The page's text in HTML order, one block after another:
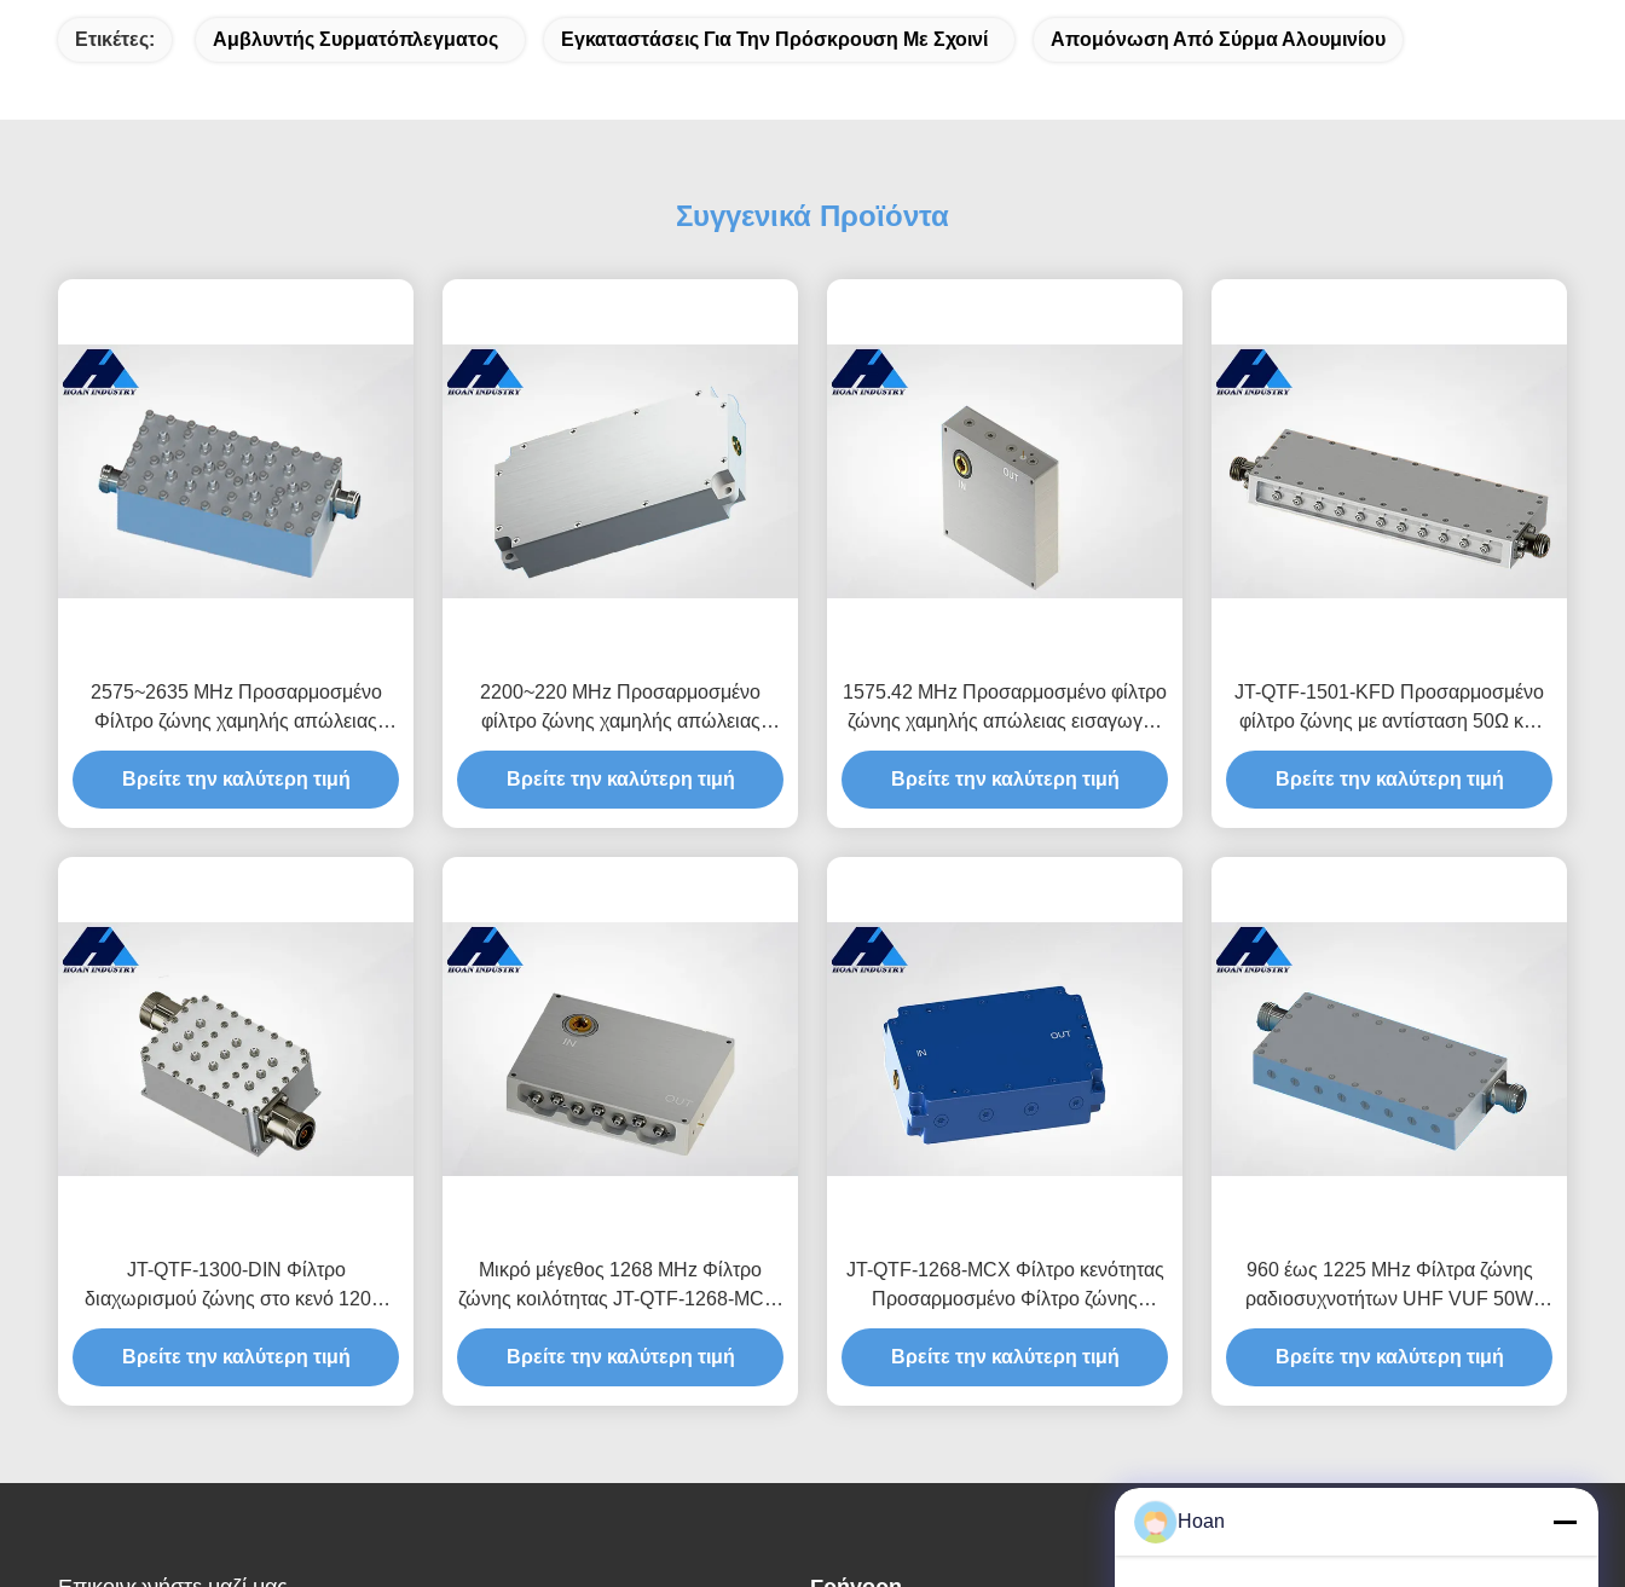
Ετικέτες: Αμβλυντής Συρματόπλεγματος Εγκαταστάσεις Για Την Πρόσκρουση Με Σχοινί Απομόνωση Από Σύρμα Αλουμινίου
Συγγενικά Προϊόντα
2575~2635 MHz Προσαρμοσμένο
Φίλτρο ζώνης χαμηλής απώλειας
εισαγωγής JT-QTF-2605-N
Βρείτε την καλύτερη τιμή
2200~220 MHz Προσαρμοσμένο
φίλτρο ζώνης χαμηλής απώλειας
εισαγωγής JT-QTF-2230-MCX
Βρείτε την καλύτερη τιμή
1575.42 MHz Προσαρμοσμένο φίλτρο
ζώνης χαμηλής απώλειας εισαγωγής
JT-QTF-1575-MCX-1
Βρείτε την καλύτερη τιμή
JT-QTF-1501-KFD Προσαρμοσμένο
φίλτρο ζώνης με αντίσταση 50Ω και
διεπαφή N-KFD
Βρείτε την καλύτερη τιμή
JT-QTF-1300-DIN Φίλτρο
διαχωρισμού ζώνης στο κενό 1200-
1400 MHz Προσαρμοσμένος οδηγός
κυμάτων χαμηλή απώλεια εισαγωγής
Βρείτε την καλύτερη τιμή
Μικρό μέγεθος 1268 MHz Φίλτρο
ζώνης κοιλότητας JT-QTF-1268-MCX-
1 Χαμηλή απώλεια εισαγωγής
Προσαρμοσμένο
Βρείτε την καλύτερη τιμή
JT-QTF-1268-MCX Φίλτρο κενότητας
Προσαρμοσμένο Φίλτρο ζώνης
χαμηλής απώλειας εισαγωγής
Βρείτε την καλύτερη τιμή
960 έως 1225 MHz Φίλτρα ζώνης
ραδιοσυχνοτήτων UHF VUF 50W
Φίλτρο κοιλότητας ραδιοσυχνοτήτων
Βρείτε την καλύτερη τιμή
Hoan